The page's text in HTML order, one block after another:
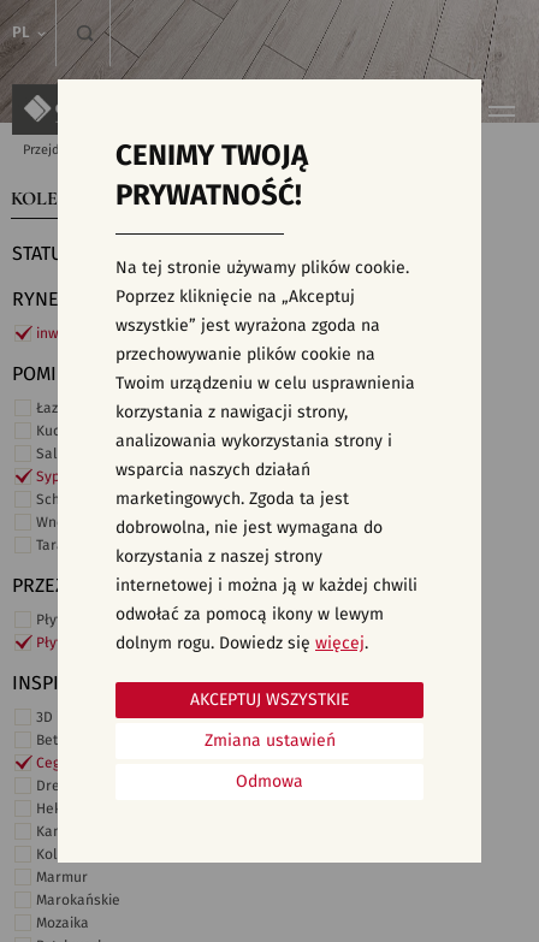
PL
Przejdź do strony głównej Kolekcje
KOLEKCJE WYSZUKIWARKA PŁYTEK
STATUS
RYNEK
inwestycje
POMIESZCZENIE
Łazienka
Kuchnia
Salon i hol
Sypialnia
Schody
Wnętrza komercyjne
Taras i ogród
PRZEZNACZENIE
Płytki ścienne
Płytki podłogowe
INSPIRACJE
3D i struktury
Beton
Cegiełki
Drewno
Heksagonalne
Kamień
Kolor
Marmur
Marokańskie
Mozaika
CENIMY TWOJĄ
PRYWATNOŚĆ!
Na tej stronie używamy plików cookie.
Poprzez kliknięcie na „Akceptuj
wszystkie” jest wyrażona zgoda na
przechowywanie plików cookie na
Twoim urządzeniu w celu usprawnienia
korzystania z nawigacji strony,
analizowania wykorzystania strony i
wsparcia naszych działań
marketingowych. Zgoda ta jest
dobrowolna, nie jest wymagana do
korzystania z naszej strony
internetowej i można ją w każdej chwili
odwołać za pomocą ikony w lewym
dolnym rogu. Dowiedz się więcej.
Odmowa
Zmiana ustawień
AKCEPTUJ WSZYSTKIE